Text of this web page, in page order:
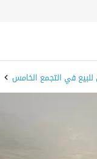
في التجمع الخامس